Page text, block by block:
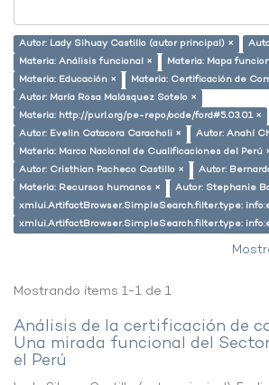
Autor: Lady Sihuay Castillo (autor principal) ×
Materia: Análisis funcional ×
Materia: Mapa
Materia: Educación ×
Materia: Certificación de
Autor: María Rosa Malásquez Sotelo ×
Materia: http://purl.org/pe-repo/ocde/ford#5.03.01 ×
Autor: Evelin Catacora Caracholi ×
Autor: Anahí
Materia: Marco Nacional de Cualificaciones del Perú
Autor: Cristhian Pacheco Castillo ×
Autor:
Materia: Recursos humanos ×
Autor: Stephanie
xmlui.ArtifactBrowser.SimpleSearch.filter.type:
xmlui.ArtifactBrowser.SimpleSearch.filter.type:
Mostrando ítems 1-1 de 1
Análisis de la certificación de
Una mirada funcional del
el Perú